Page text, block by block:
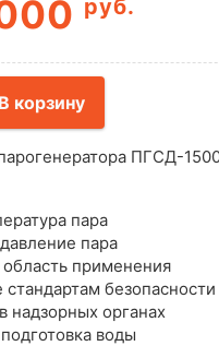
руб.
В корзину
ПГСД-
пара
пара
применения
стандартам безопасности
надзорных органах
воды